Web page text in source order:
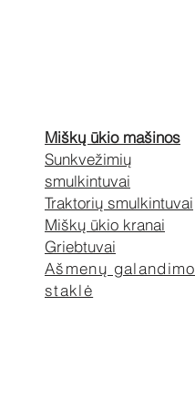
Miškų ūkio mašinos
Sunkvežimių
smulkintuvai
Traktorių smulkintuvai
Miškų ūkio kranai
Griebtuvai
Ašmenų galandimo
staklė